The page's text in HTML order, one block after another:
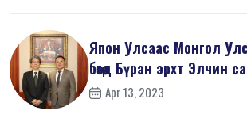
Япон Улсаас Монгол
бөгөөд Бүрэн эрхт Элчин
Apr 13, 2023